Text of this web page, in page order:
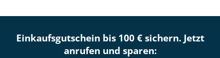
Einkaufsgutschein bis 100 € sichern. Jetzt
anrufen und sparen: